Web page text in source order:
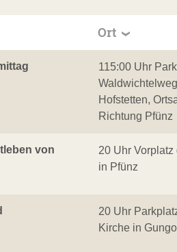
Ort
115:00 Uhr
Hofstetten,
Richtung Pfünz
von
20 Uhr Vorplatz
in Pfünz
20 Uhr
Kirche in